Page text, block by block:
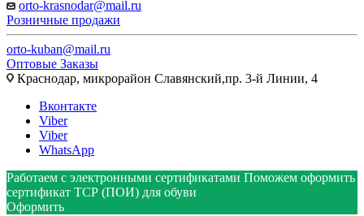
orto-krasnodar@mail.ru
Розничные продажи
orto-kuban@mail.ru
Оптовые Заказы
Краснодар, микрорайон Славянский,пр. 3-й Линии, 4
Вконтакте
Viber
Viber
WhatsApp
Работаем с электронными сертификатами Поможем оформить
сертификат ТСР (ПОИ) для обуви
Оформить